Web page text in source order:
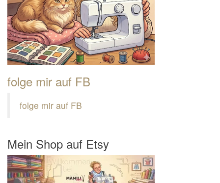
folge mir auf FB
folge mir auf FB
Mein Shop auf Etsy